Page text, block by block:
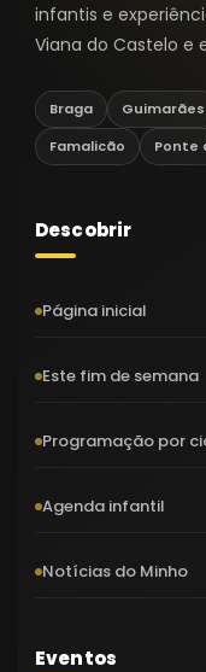
infantis e
Viana do Castelo e
Braga Guimarães
Famalicão
Ponte
Descobrir
Página inicial
Este fim de semana
Programação por
Agenda infantil
Notícias do Minho
Eventos